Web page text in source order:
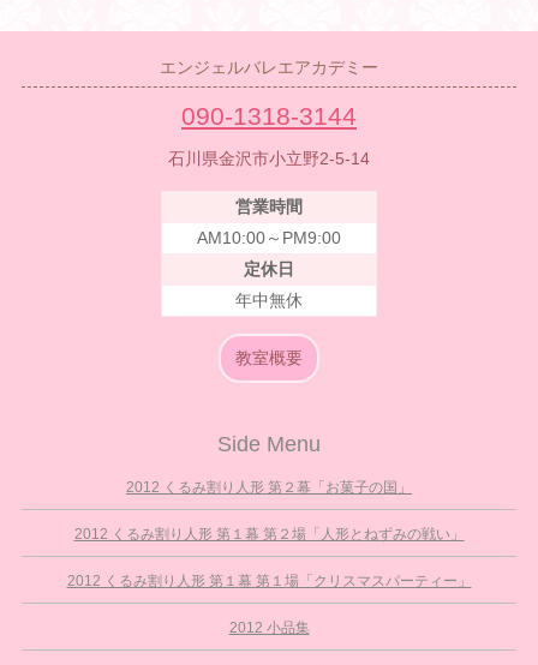
エンジェルバレエアカデミー
090-1318-3144
石川県金沢市小立野2-5-14
営業時間
AM10:00～PM9:00
定休日
年中無休
教室概要
Side Menu
2012 くるみ割り人形 第２幕「お菓子の国」
2012 くるみ割り人形 第１幕 第２場「人形とねずみの戦い」
2012 くるみ割り人形 第１幕 第１場「クリスマスパーティー」
2012 小品集